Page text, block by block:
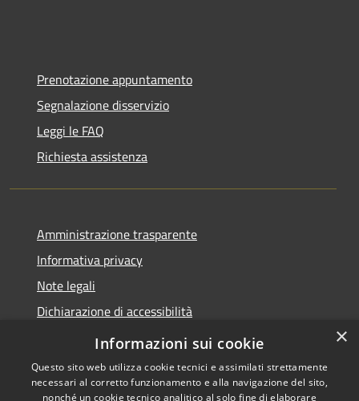
Prenotazione appuntamento
Segnalazione disservizio
Leggi le FAQ
Richiesta assistenza
Amministrazione trasparente
Informativa privacy
Note legali
Dichiarazione di accessibilità
Moduli Privacy Amministrazione trasparente
×
Informazioni sui cookie
Questo sito web utilizza cookie tecnici e assimilati strettamente
necessari al corretto funzionamento e alla navigazione del sito,
nonché un cookie tecnico analitico al solo fine di elaborare